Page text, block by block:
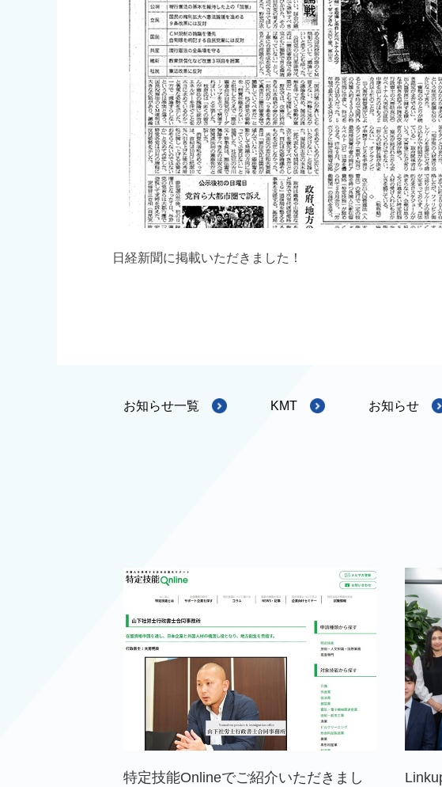
日経新聞に掲載いただきました！
お知らせ一覧 KMT お知らせ
特定技能Onlineでご紹介いただきまし